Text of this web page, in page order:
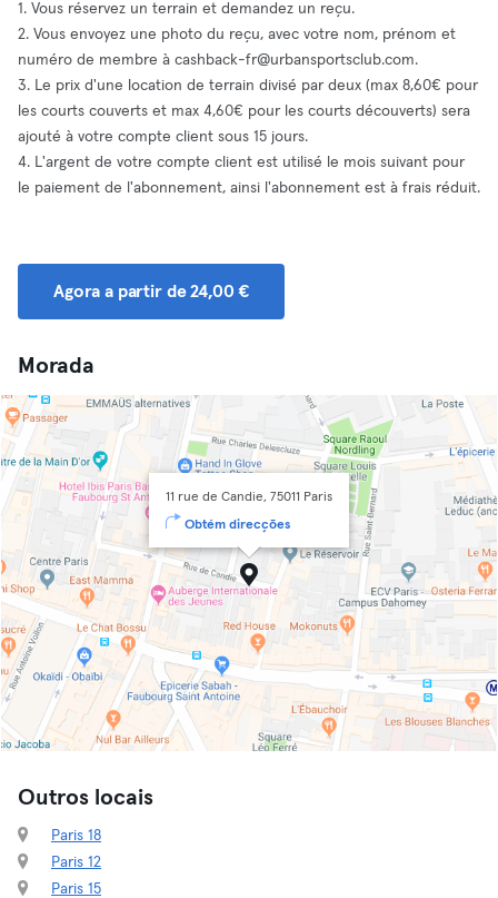
1. Vous réservez un terrain et demandez un reçu.
2. Vous envoyez une photo du reçu, avec votre nom, prénom et
numéro de membre à cashback-fr@urbansportsclub.com.
3. Le prix d'une location de terrain divisé par deux (max 8,60€ pour
les courts couverts et max 4,60€ pour les courts découverts) sera
ajouté à votre compte client sous 15 jours.
4. L'argent de votre compte client est utilisé le mois suivant pour
le paiement de l'abonnement, ainsi l'abonnement est à frais réduit.
Agora a partir de 24,00 €
Morada
11 rue de Candie, 75011 Paris
Obtém direcções
Outros locais
Paris 18
Paris 12
Paris 15